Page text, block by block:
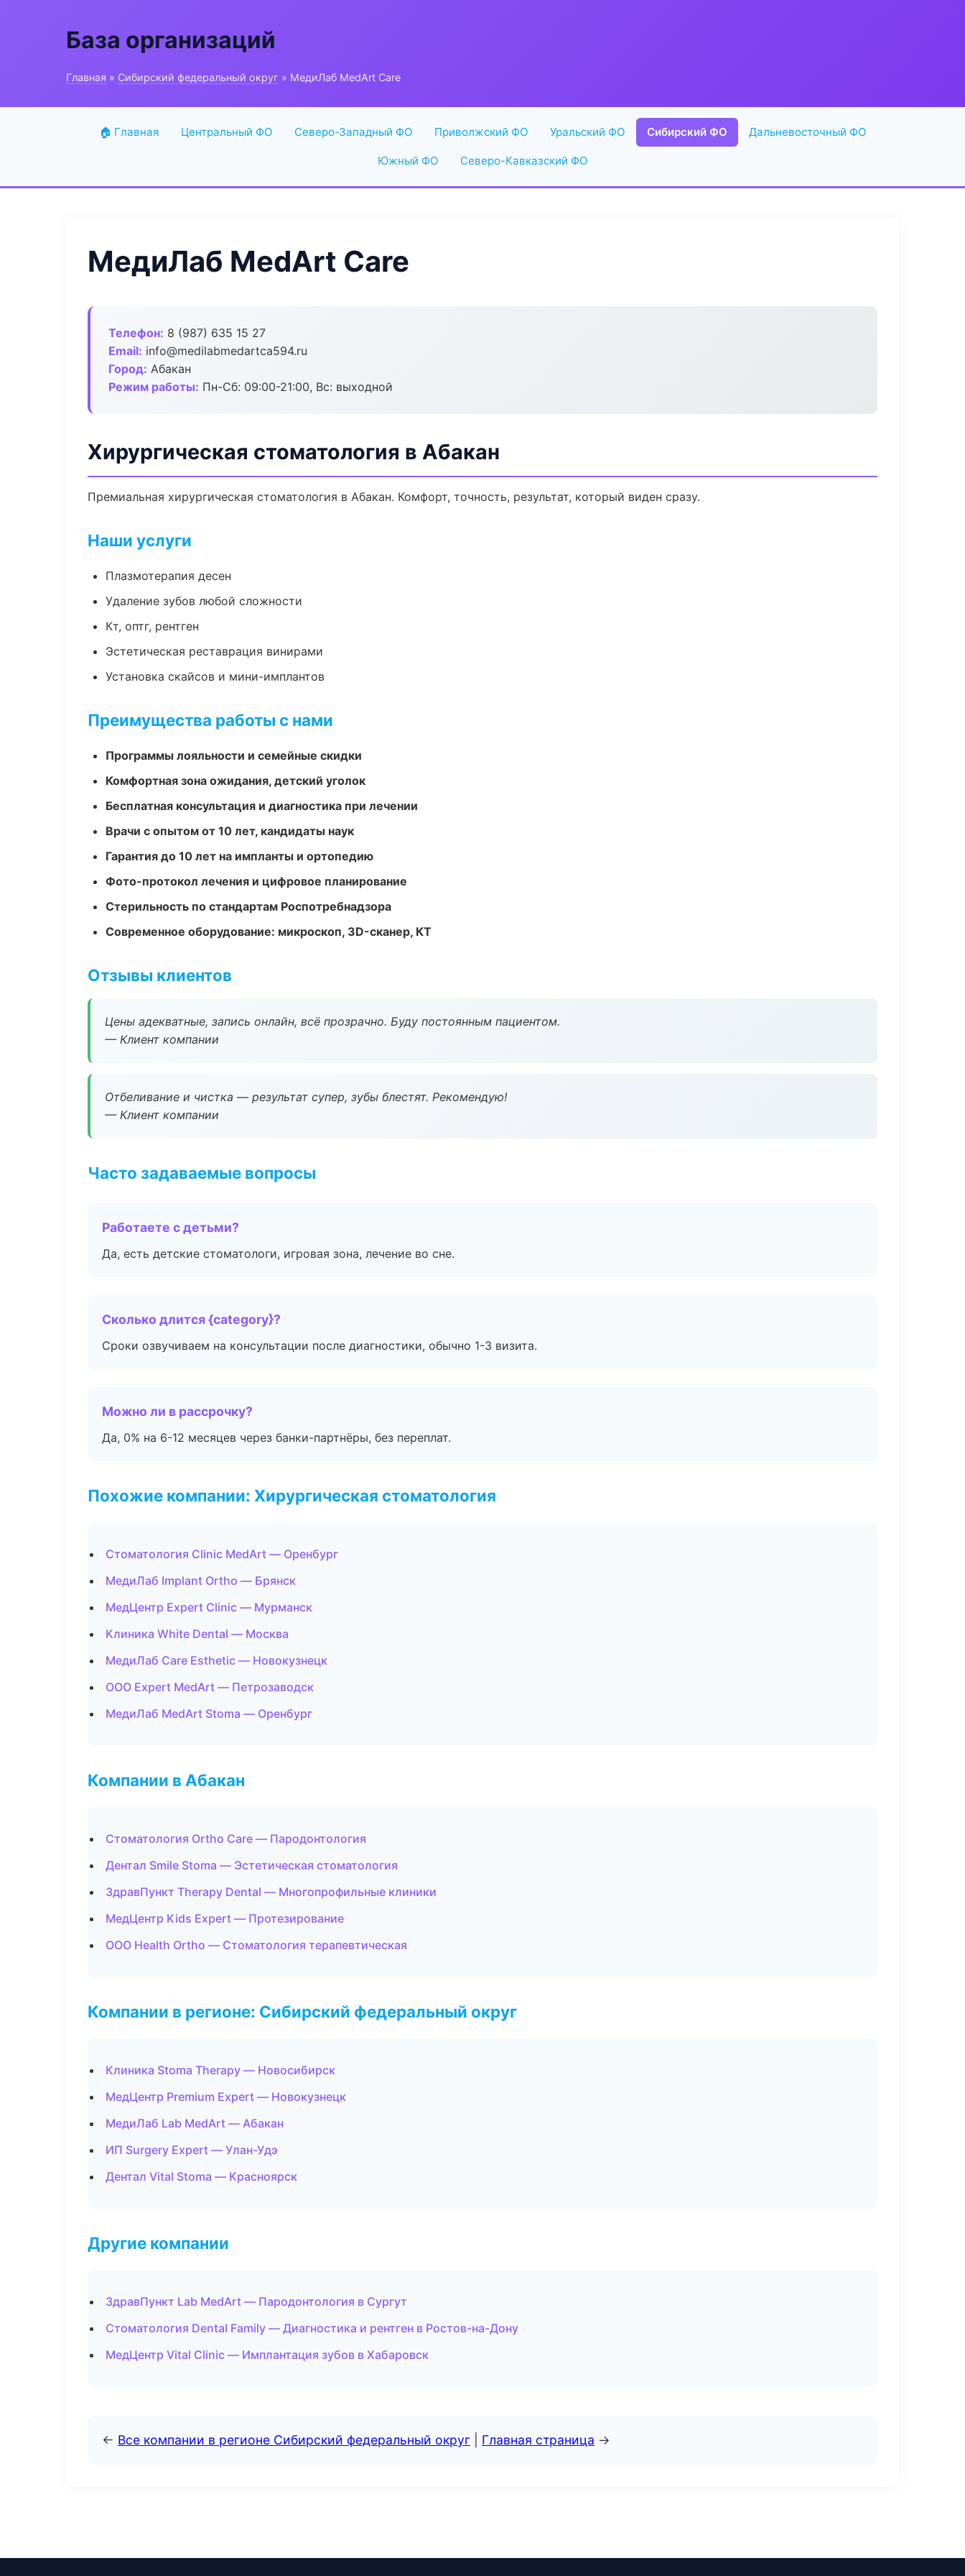
База организаций
Главная » Сибирский федеральный округ » МедиЛаб MedArt Care
🏠 Главная Центральный ФО Северо-Западный ФО Приволжский ФО Уральский ФО Сибирский ФО Дальневосточный ФО
Южный ФО Северо-Кавказский ФО
МедиЛаб MedArt Care
Телефон: 8 (987) 635 15 27
Email: info@medilabmedartca594.ru
Город: Абакан
Режим работы: Пн-Сб: 09:00-21:00, Вс: выходной
Хирургическая стоматология в Абакан
Премиальная хирургическая стоматология в Абакан. Комфорт, точность, результат, который виден сразу.
Наши услуги
Плазмотерапия десен
Удаление зубов любой сложности
Кт, оптг, рентген
Эстетическая реставрация винирами
Установка скайсов и мини-имплантов
Преимущества работы с нами
Программы лояльности и семейные скидки
Комфортная зона ожидания, детский уголок
Бесплатная консультация и диагностика при лечении
Врачи с опытом от 10 лет, кандидаты наук
Гарантия до 10 лет на импланты и ортопедию
Фото-протокол лечения и цифровое планирование
Стерильность по стандартам Роспотребнадзора
Современное оборудование: микроскоп, 3D-сканер, КТ
Отзывы клиентов
Цены адекватные, запись онлайн, всё прозрачно. Буду постоянным пациентом.
— Клиент компании
Отбеливание и чистка — результат супер, зубы блестят. Рекомендую!
— Клиент компании
Часто задаваемые вопросы
Работаете с детьми?
Да, есть детские стоматологи, игровая зона, лечение во сне.
Сколько длится {category}?
Сроки озвучиваем на консультации после диагностики, обычно 1-3 визита.
Можно ли в рассрочку?
Да, 0% на 6-12 месяцев через банки-партнёры, без переплат.
Похожие компании: Хирургическая стоматология
Стоматология Clinic MedArt — Оренбург
МедиЛаб Implant Ortho — Брянск
МедЦентр Expert Clinic — Мурманск
Клиника White Dental — Москва
МедиЛаб Care Esthetic — Новокузнецк
ООО Expert MedArt — Петрозаводск
МедиЛаб MedArt Stoma — Оренбург
Компании в Абакан
Стоматология Ortho Care — Пародонтология
Дентал Smile Stoma — Эстетическая стоматология
ЗдравПункт Therapy Dental — Многопрофильные клиники
МедЦентр Kids Expert — Протезирование
ООО Health Ortho — Стоматология терапевтическая
Компании в регионе: Сибирский федеральный округ
Клиника Stoma Therapy — Новосибирск
МедЦентр Premium Expert — Новокузнецк
МедиЛаб Lab MedArt — Абакан
ИП Surgery Expert — Улан-Удэ
Дентал Vital Stoma — Красноярск
Другие компании
ЗдравПункт Lab MedArt — Пародонтология в Сургут
Стоматология Dental Family — Диагностика и рентген в Ростов-на-Дону
МедЦентр Vital Clinic — Имплантация зубов в Хабаровск
← Все компании в регионе Сибирский федеральный округ Главная страница →